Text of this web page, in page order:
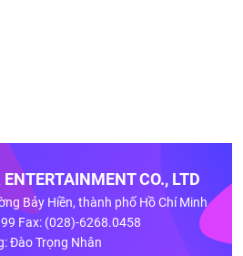
CO., LTD
Bảy Hiền, thành phố Hồ Chí Minh
Fax: (028)-6268.0458
Đào Trọng Nhân